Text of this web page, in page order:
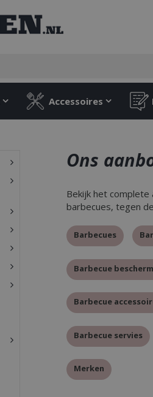
Accessoires
Ons
Bekijk het
barbecues, tegen
Barbecues
Barbecue
Barbecue
Barbecue servies
Merken